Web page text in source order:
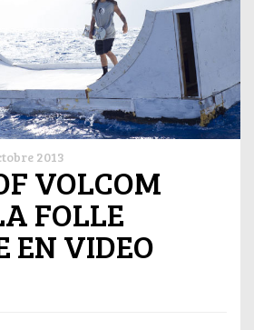
2013
VOLCOM
FOLLE
EN VIDEO